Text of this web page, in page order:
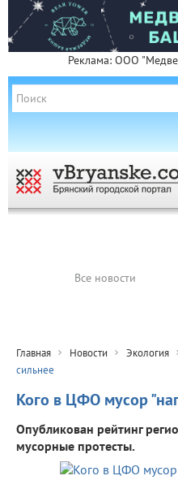
Реклама: ООО
Все новости
Главная Новости Экология
сильнее
Кого в ЦФО мусор
Опубликован рейтинг
мусорные протесты.